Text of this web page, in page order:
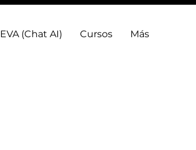
EVA (Chat AI) Cursos Más